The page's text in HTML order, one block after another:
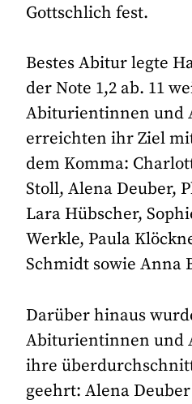
Gottschlich fest.
Bestes Abitur legte
der Note 1,2 ab. 11
Abiturientinnen und
erreichten ihr Ziel
dem Komma:
Stoll, Alena Deuber,
Lara Hübscher,
Werkle, Paula
Schmidt sowie Anna
Darüber hinaus
Abiturientinnen und
ihre
geehrt: Alena